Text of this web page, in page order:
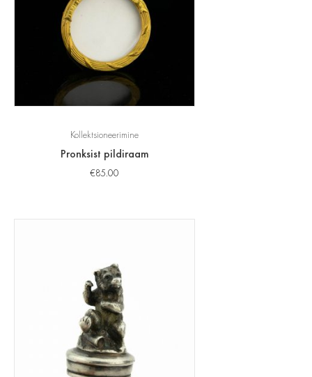
Kollektsioneerimine
Pronksist pildiraam
€85.00